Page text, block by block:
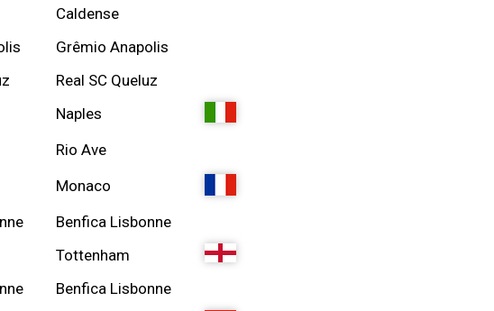
Caldense
Grêmio Anapolis
Real SC Queluz
Naples
Rio Ave
Monaco
Benfica Lisbonne
Tottenham
Benfica Lisbonne